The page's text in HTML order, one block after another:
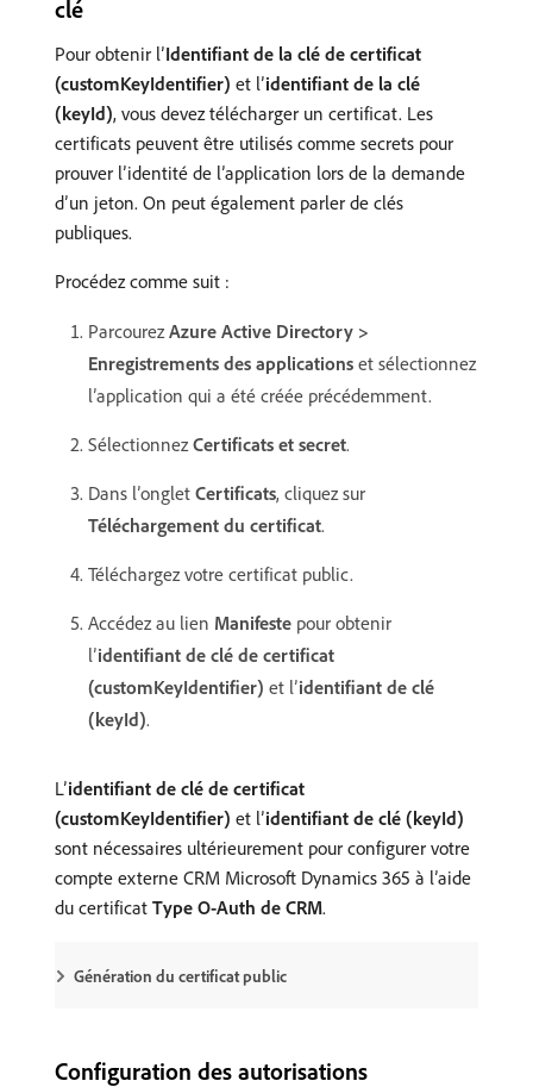
clé
Pour obtenir l’Identifiant de la clé de certificat
(customKeyIdentifier) et l’identifiant de la clé
(keyId), vous devez télécharger un certificat. Les
certificats peuvent être utilisés comme secrets pour
prouver l’identité de l’application lors de la demande
d’un jeton. On peut également parler de clés
publiques.
Procédez comme suit :
ParcourezAzure Active Directory >
Enregistrements des applications et sélectionnez
l’application qui a été créée précédemment.
SélectionnezCertificats et secret.
Dans l’onglet Certificats, cliquez sur
Téléchargement du certificat.
Téléchargez votre certificat public.
Accédez au lien Manifeste pour obtenir
l’identifiant de clé de certificat
(customKeyIdentifier) et l’identifiant de clé
(keyId).
L’identifiant de clé de certificat
(customKeyIdentifier) et l’identifiant de clé (keyId)
sont nécessaires ultérieurement pour configurer votre
compte externe CRM Microsoft Dynamics 365 à l’aide
du certificat Type O-Auth de CRM.
Génération du certificat public
Configuration des autorisations